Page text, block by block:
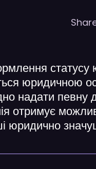
статусу
юридичною
надати
отримує
юридично